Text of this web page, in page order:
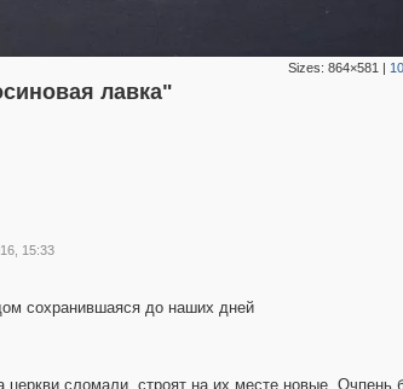
Sizes: 864×581 |
лавка"
15:33
сохранившаяся до наших дней
церкви сломали, строят на их месте новые.